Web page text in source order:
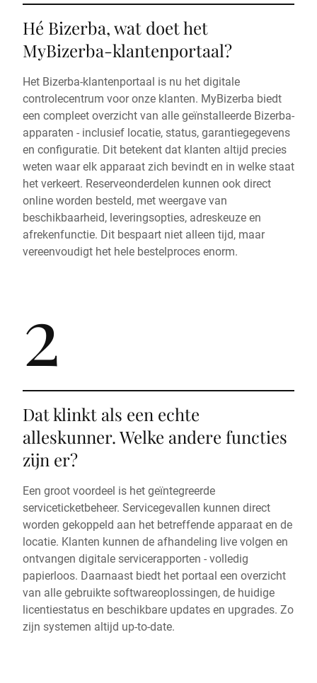
Hé Bizerba, wat doet het
MyBizerba-klantenportaal?
Het Bizerba-klantenportaal is nu het digitale
controlecentrum voor onze klanten. MyBizerba biedt
een compleet overzicht van alle geïnstalleerde Bizerba-
apparaten - inclusief locatie, status, garantiegegevens
en configuratie. Dit betekent dat klanten altijd precies
weten waar elk apparaat zich bevindt en in welke staat
het verkeert. Reserveonderdelen kunnen ook direct
online worden besteld, met weergave van
beschikbaarheid, leveringsopties, adreskeuze en
afrekenfunctie. Dit bespaart niet alleen tijd, maar
vereenvoudigt het hele bestelproces enorm.
2
Dat klinkt als een echte
alleskunner. Welke andere functies
zijn er?
Een groot voordeel is het geïntegreerde
serviceticketbeheer. Servicegevallen kunnen direct
worden gekoppeld aan het betreffende apparaat en de
locatie. Klanten kunnen de afhandeling live volgen en
ontvangen digitale servicerapporten - volledig
papierloos. Daarnaast biedt het portaal een overzicht
van alle gebruikte softwareoplossingen, de huidige
licentiestatus en beschikbare updates en upgrades. Zo
zijn systemen altijd up-to-date.